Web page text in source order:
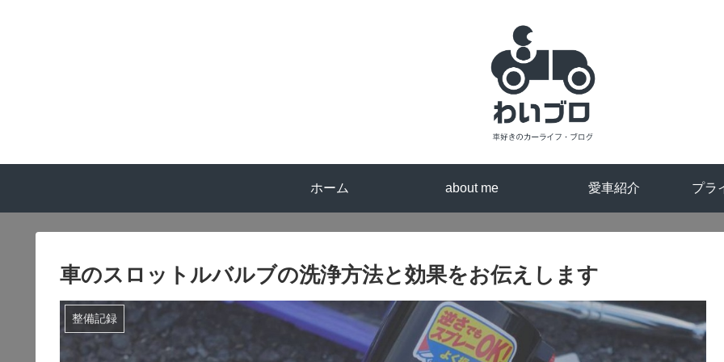
ホーム about me 愛車紹介 プラ
車のスロットルバルブの洗浄方法と効果をお伝えします
整備記録